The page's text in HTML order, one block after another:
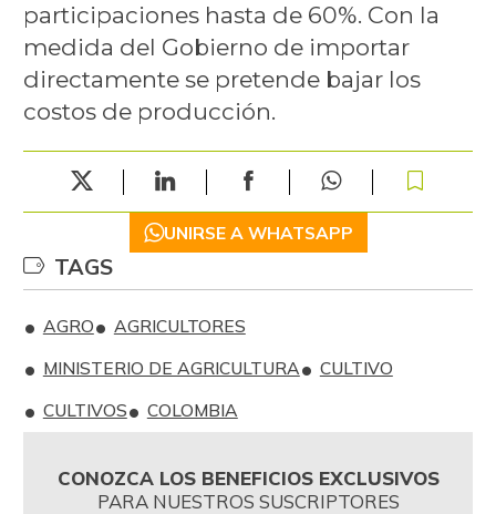
participaciones hasta de 60%. Con la
medida del Gobierno de importar
directamente se pretende bajar los
costos de producción.
UNIRSE A WHATSAPP
TAGS
AGRO
AGRICULTORES
MINISTERIO DE AGRICULTURA
CULTIVO
CULTIVOS
COLOMBIA
CONOZCA LOS BENEFICIOS EXCLUSIVOS
PARA NUESTROS SUSCRIPTORES